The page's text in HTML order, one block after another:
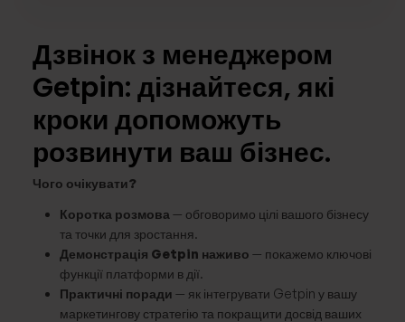
Дзвінок з менеджером
Getpin: дізнайтеся, які
кроки допоможуть
розвинути ваш бізнес.
Чого очікувати?
Коротка розмова — обговоримо цілі вашого бізнесу
та точки для зростання.
Демонстрація Getpin наживо — покажемо ключові
функції платформи в дії.
Практичні поради — як інтегрувати Getpin у вашу
маркетингову стратегію та покращити досвід ваших